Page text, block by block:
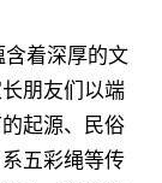
着深厚的文
朋友们以端
起源、民俗
五彩绳等传